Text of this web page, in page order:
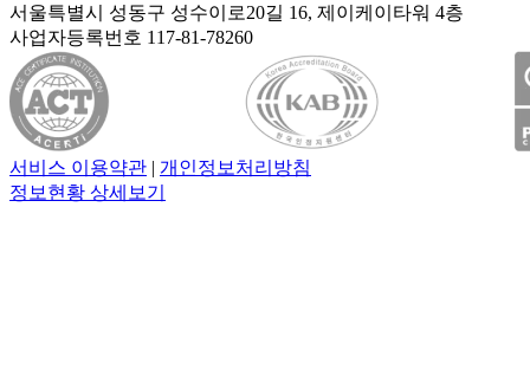
서울특별시 성동구 성수이로20길 16, 제이케이타워 4층
사업자등록번호 117-81-78260
서비스 이용약관 | 개인정보처리방침
정보현황 상세보기